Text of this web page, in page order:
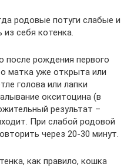
родовые потуги слабые и
себя котенка.
после рождения первого
матка уже открыта или
голова или лапки
окситоцина (в
результат –
При слабой родовой
через 20-30 минут.
как правило, кошка